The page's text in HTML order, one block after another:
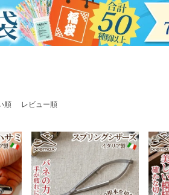
順 レビュー順